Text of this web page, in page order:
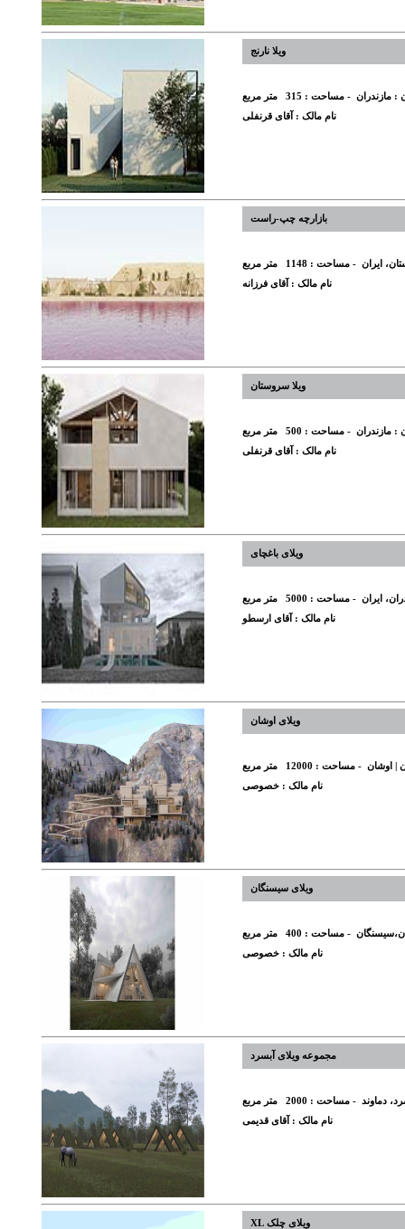
ویلا نارنج
: مازندران - مساحت : 315 متر مربع
نام مالک :
آقای قرنفلی
بازارچه چپ-راست
ایران - مساحت : 1148 متر مربع
نام مالک :
آقای فرزانه
ویلا سروستان
: مازندران - مساحت : 500 متر مربع
نام مالک :
آقای قرنفلی
ویلای باغچای
ایران - مساحت : 5000 متر مربع
نام مالک :
آقای ارسطو
ویلای اوشان
| اوشان - مساحت : 12000 متر مربع
نام مالک : خصوصی
ویلای سیسنگان
- مساحت : 400 متر مربع
نام مالک : خصوصی
مجموعه ویلای آبسرد
دماوند - مساحت : 2000 متر مربع
نام مالک :
آقای قدیمی
ویلای چلک XL